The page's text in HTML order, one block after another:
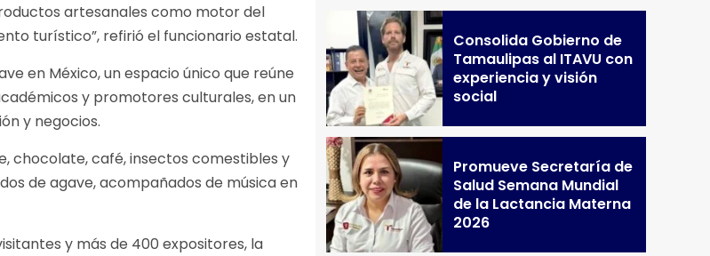
artesanales como motor del
turístico”, refirió el funcionario estatal.
en México, un espacio único que reúne
y promotores culturales, en un
y negocios.
chocolate, café, insectos comestibles y
de agave, acompañados de música en
y más de 400 expositores, la
Consolida Gobierno de
Tamaulipas al ITAVU con
experiencia y visión
social
Promueve Secretaría de
Salud Semana Mundial
de la Lactancia Materna
2026